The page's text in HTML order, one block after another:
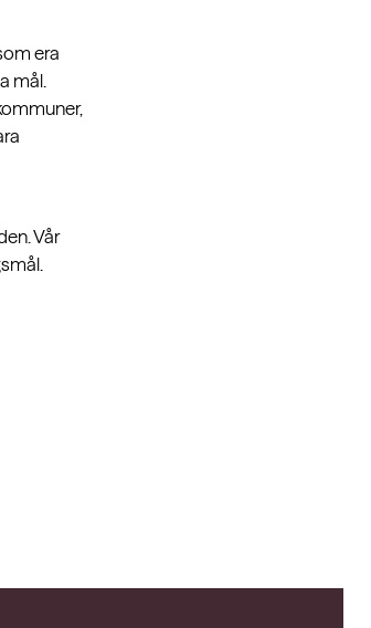
era
mål.
Vår